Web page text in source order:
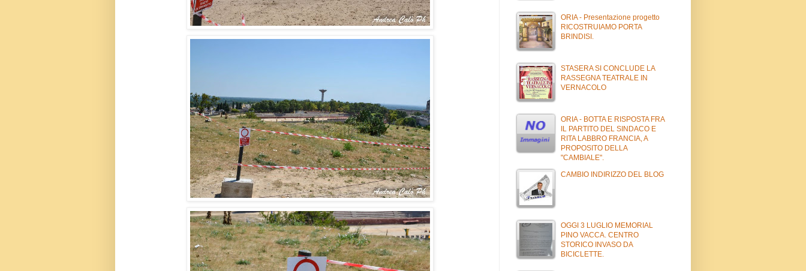
ORIA - Presentazione progetto
RICOSTRUIAMO PORTA
BRINDISI.
STASERA SI CONCLUDE LA
RASSEGNA TEATRALE IN
VERNACOLO
ORIA - BOTTA E RISPOSTA FRA
IL PARTITO DEL SINDACO E
RITA LABBRO FRANCIA, A
PROPOSITO DELLA
"CAMBIALE".
CAMBIO INDIRIZZO DEL BLOG
OGGI 3 LUGLIO MEMORIAL
PINO VACCA. CENTRO
STORICO INVASO DA
BICICLETTE.